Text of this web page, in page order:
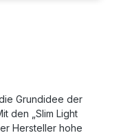
7x21 für
erwarten“
Optik das
Grundidee der
den „Slim Light
Hersteller hohe